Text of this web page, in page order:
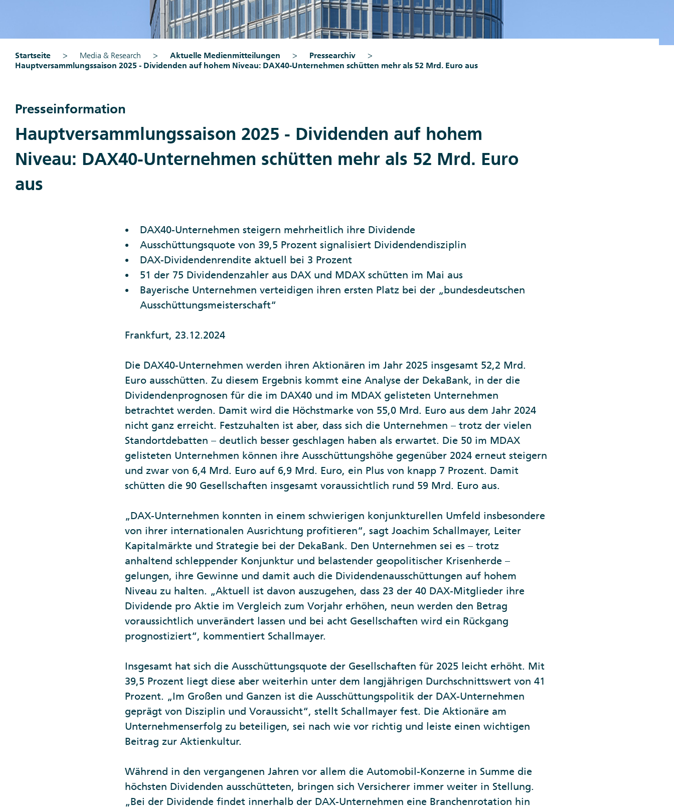
Startseite Media & Research Aktuelle Medienmitteilungen
Pressearchiv
Hauptversammlungssaison 2025 - Dividenden auf hohem Niveau: DAX40-Unternehmen schütten mehr als 52 Mrd. Euro aus
Presseinformation
Hauptversammlungssaison 2025 - Dividenden auf hohem
Niveau: DAX40-Unternehmen schütten mehr als 52 Mrd. Euro
aus
DAX40-Unternehmen steigern mehrheitlich ihre Dividende
Ausschüttungsquote von 39,5 Prozent signalisiert Dividendendisziplin
DAX-Dividendenrendite aktuell bei 3 Prozent
51 der 75 Dividendenzahler aus DAX und MDAX schütten im Mai aus
Bayerische Unternehmen verteidigen ihren ersten Platz bei der „bundesdeutschen
Ausschüttungsmeisterschaft“
Frankfurt, 23.12.2024
Die DAX40-Unternehmen werden ihren Aktionären im Jahr 2025 insgesamt 52,2 Mrd.
Euro ausschütten. Zu diesem Ergebnis kommt eine Analyse der DekaBank, in der die
Dividendenprognosen für die im DAX40 und im MDAX gelisteten Unternehmen
betrachtet werden. Damit wird die Höchstmarke von 55,0 Mrd. Euro aus dem Jahr 2024
nicht ganz erreicht. Festzuhalten ist aber, dass sich die Unternehmen – trotz der vielen
Standortdebatten – deutlich besser geschlagen haben als erwartet. Die 50 im MDAX
gelisteten Unternehmen können ihre Ausschüttungshöhe gegenüber 2024 erneut steigern
und zwar von 6,4 Mrd. Euro auf 6,9 Mrd. Euro, ein Plus von knapp 7 Prozent. Damit
schütten die 90 Gesellschaften insgesamt voraussichtlich rund 59 Mrd. Euro aus.
„DAX-Unternehmen konnten in einem schwierigen konjunkturellen Umfeld insbesondere
von ihrer internationalen Ausrichtung profitieren“, sagt Joachim Schallmayer, Leiter
Kapitalmärkte und Strategie bei der DekaBank. Den Unternehmen sei es – trotz
anhaltend schleppender Konjunktur und belastender geopolitischer Krisenherde –
gelungen, ihre Gewinne und damit auch die Dividendenausschüttungen auf hohem
Niveau zu halten. „Aktuell ist davon auszugehen, dass 23 der 40 DAX-Mitglieder ihre
Dividende pro Aktie im Vergleich zum Vorjahr erhöhen, neun werden den Betrag
voraussichtlich unverändert lassen und bei acht Gesellschaften wird ein Rückgang
prognostiziert“, kommentiert Schallmayer.
Insgesamt hat sich die Ausschüttungsquote der Gesellschaften für 2025 leicht erhöht. Mit
39,5 Prozent liegt diese aber weiterhin unter dem langjährigen Durchschnittswert von 41
Prozent. „Im Großen und Ganzen ist die Ausschüttungspolitik der DAX-Unternehmen
geprägt von Disziplin und Voraussicht“, stellt Schallmayer fest. Die Aktionäre am
Unternehmenserfolg zu beteiligen, sei nach wie vor richtig und leiste einen wichtigen
Beitrag zur Aktienkultur.
Während in den vergangenen Jahren vor allem die Automobil-Konzerne in Summe die
höchsten Dividenden ausschütteten, bringen sich Versicherer immer weiter in Stellung.
„Bei der Dividende findet innerhalb der DAX-Unternehmen eine Branchenrotation hin